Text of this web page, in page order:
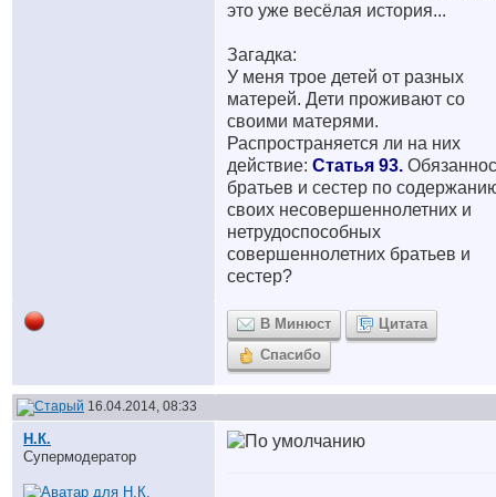
это уже весёлая история...
Загадка:
У меня трое детей от разных
матерей. Дети проживают со
своими матерями.
Распространяется ли на них
действие: Статья 93.
братьев и сестер по
своих несовершеннолетних и
нетрудоспособных
совершеннолетних братьев и
сестер?
В Минюст
Цитата
Спасибо
16.04.2014, 08:33
Н.К.
Супермодератор